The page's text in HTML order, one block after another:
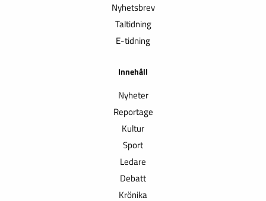
Nyhetsbrev
Taltidning
E-tidning
Innehåll
Nyheter
Reportage
Kultur
Sport
Ledare
Debatt
Krönika